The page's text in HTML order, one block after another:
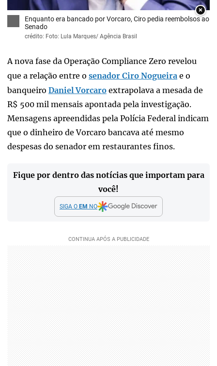
×
Enquanto era bancado por Vorcaro, Ciro pedia reembolsos ao
Senado
crédito: Foto: Lula Marques/ Agência Brasil
A nova fase da Operação Compliance Zero revelou
que a relação entre o senador Ciro Nogueira e o
banqueiro Daniel Vorcaro extrapolava a mesada de
R$ 500 mil mensais apontada pela investigação.
Mensagens apreendidas pela Polícia Federal indicam
que o dinheiro de Vorcaro bancava até mesmo
despesas do senador em restaurantes finos.
Fique por dentro das notícias que importam para
você!
SIGA O EM NO